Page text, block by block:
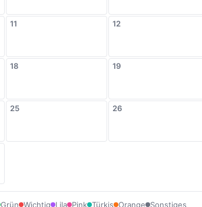
11 12
18 19
25 26
Grün Wichtig Lila Pink Türkis Orange Sonstiges